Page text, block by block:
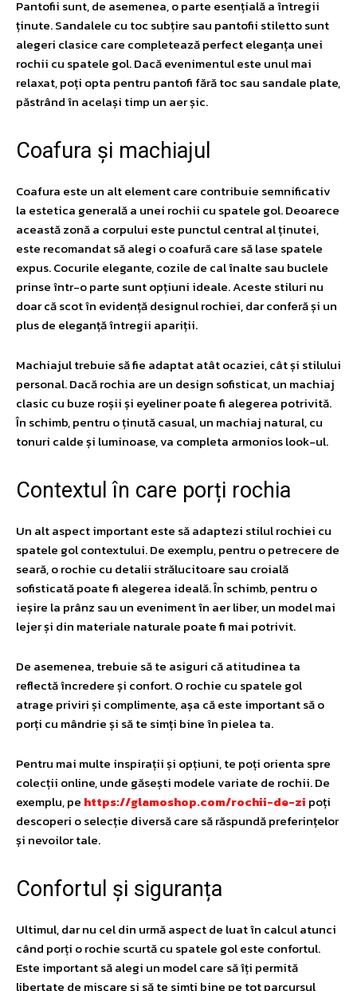
Pantofii sunt, de asemenea, o parte esențială a întregii
ținute. Sandalele cu toc subțire sau pantofii stiletto sunt
alegeri clasice care completează perfect eleganța unei
rochii cu spatele gol. Dacă evenimentul este unul mai
relaxat, poți opta pentru pantofi fără toc sau sandale plate,
păstrând în același timp un aer șic.
Coafura și machiajul
Coafura este un alt element care contribuie semnificativ
la estetica generală a unei rochii cu spatele gol. Deoarece
această zonă a corpului este punctul central al ținutei,
este recomandat să alegi o coafură care să lase spatele
expus. Cocurile elegante, cozile de cal înalte sau buclele
prinse într-o parte sunt opțiuni ideale. Aceste stiluri nu
doar că scot în evidență designul rochiei, dar conferă și un
plus de eleganță întregii apariții.
Machiajul trebuie să fie adaptat atât ocaziei, cât și stilului
personal. Dacă rochia are un design sofisticat, un machiaj
clasic cu buze roșii și eyeliner poate fi alegerea potrivită.
În schimb, pentru o ținută casual, un machiaj natural, cu
tonuri calde și luminoase, va completa armonios look-ul.
Contextul în care porți rochia
Un alt aspect important este să adaptezi stilul rochiei cu
spatele gol contextului. De exemplu, pentru o petrecere de
seară, o rochie cu detalii strălucitoare sau croială
sofisticată poate fi alegerea ideală. În schimb, pentru o
ieșire la prânz sau un eveniment în aer liber, un model mai
lejer și din materiale naturale poate fi mai potrivit.
De asemenea, trebuie să te asiguri că atitudinea ta
reflectă încredere și confort. O rochie cu spatele gol
atrage priviri și complimente, așa că este important să o
porți cu mândrie și să te simți bine în pielea ta.
Pentru mai multe inspirații și opțiuni, te poți orienta spre
colecții online, unde găsești modele variate de rochii. De
exemplu, pe https://glamoshop.com/rochii-de-zi poți
descoperi o selecție diversă care să răspundă preferințelor
și nevoilor tale.
Confortul și siguranța
Ultimul, dar nu cel din urmă aspect de luat în calcul atunci
când porți o rochie scurtă cu spatele gol este confortul.
Este important să alegi un model care să îți permită
libertate de mișcare și să te simți bine pe tot parcursul